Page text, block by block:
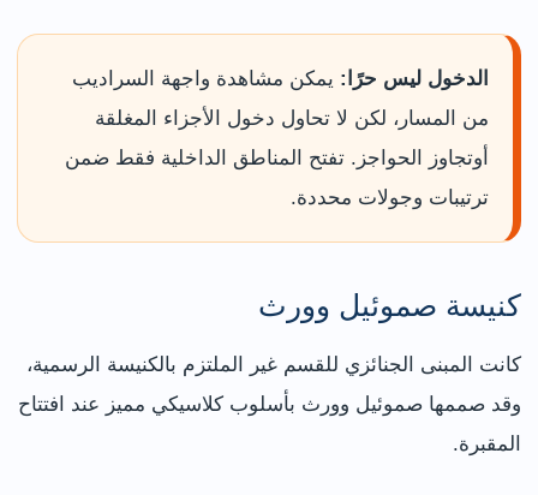
الدخول ليس حرًا: يمكن مشاهدة واجهة السراديب
من المسار، لكن لا تحاول دخول الأجزاء المغلقة
أوتجاوز الحواجز. تفتح المناطق الداخلية فقط ضمن
ترتيبات وجولات محددة.
كنيسة صموئيل وورث
كانت المبنى الجنائزي للقسم غير الملتزم بالكنيسة الرسمية،
وقد صممها صموئيل وورث بأسلوب كلاسيكي مميز عند افتتاح
المقبرة.